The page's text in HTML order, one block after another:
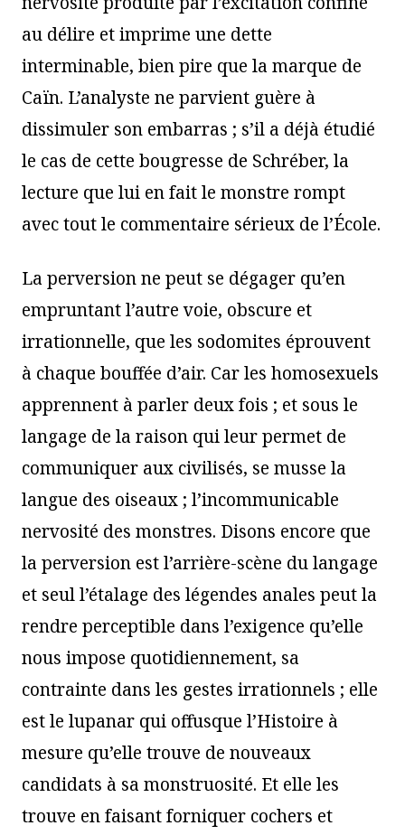
au délire et imprime une dette
interminable, bien pire que la marque de
Caïn. L’analyste ne parvient guère à
dissimuler son embarras ; s’il a déjà étudié
le cas de cette bougresse de Schréber, la
lecture que lui en fait le monstre rompt
avec tout le commentaire sérieux de l’École.
La perversion ne peut se dégager qu’en
empruntant l’autre voie, obscure et
irrationnelle, que les sodomites éprouvent
à chaque bouffée d’air. Car les homosexuels
apprennent à parler deux fois ; et sous le
langage de la raison qui leur permet de
communiquer aux civilisés, se musse la
langue des oiseaux ; l’incommunicable
nervosité des monstres. Disons encore que
la perversion est l’arrière-scène du langage
et seul l’étalage des légendes anales peut la
rendre perceptible dans l’exigence qu’elle
nous impose quotidiennement, sa
contrainte dans les gestes irrationnels ; elle
est le lupanar qui offusque l’Histoire à
mesure qu’elle trouve de nouveaux
candidats à sa monstruosité. Et elle les
trouve en faisant forniquer cochers et